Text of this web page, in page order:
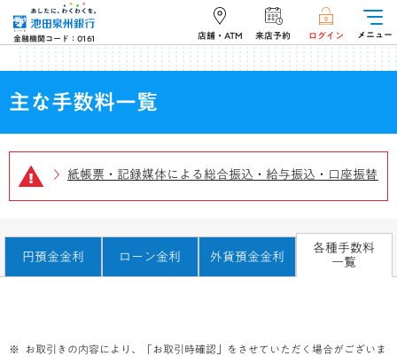
金融機関コード：0161 店舗・ATM 来店予約 ログイン メニュー
主な手数料一覧
紙帳票・記録媒体による総合振込・給与振込・口座振替の
【2022年2月1日～】「未利用口座管理手数料」および「
円預金金利 ローン金利 外貨預金金利
各種手数料
一覧
お取引きの内容により、「お取引時確認」をさせていただく場合がございま